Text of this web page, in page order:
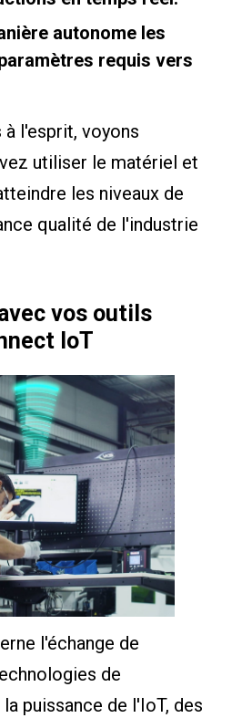
autonome les
requis vers
l'esprit, voyons
utiliser le matériel et
les niveaux de
qualité de l'industrie
vos outils
IoT
l'échange de
de
puissance de l'IoT, des